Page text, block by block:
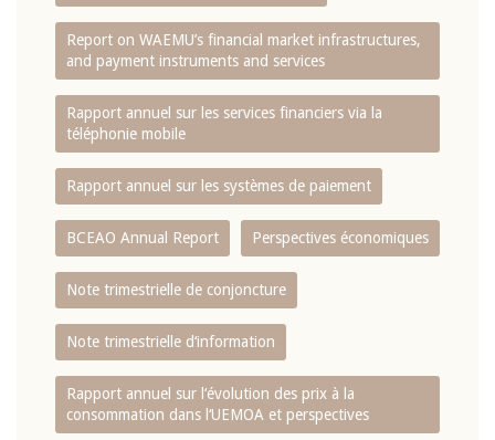
Report on WAEMU’s financial market infrastructures,
and payment instruments and services
Rapport annuel sur les services financiers via la
téléphonie mobile
Rapport annuel sur les systèmes de paiement
BCEAO Annual Report Perspectives économiques
Note trimestrielle de conjoncture
Note trimestrielle d‘information
Rapport annuel sur l‘évolution des prix à la
consommation dans l‘UEMOA et perspectives